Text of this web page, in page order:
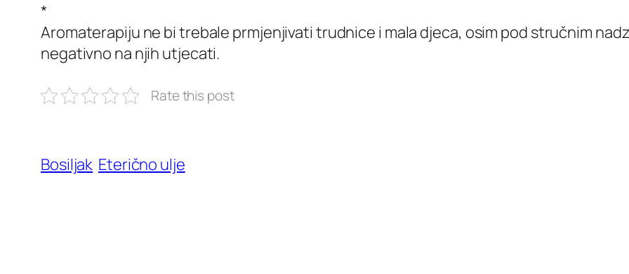
*
Aromaterapiju ne bi trebale prmjenjivati trudnice i mala djeca, osim pod stručnim
negativno na njih utjecati.
Rate this post
Bosiljak Eterično ulje